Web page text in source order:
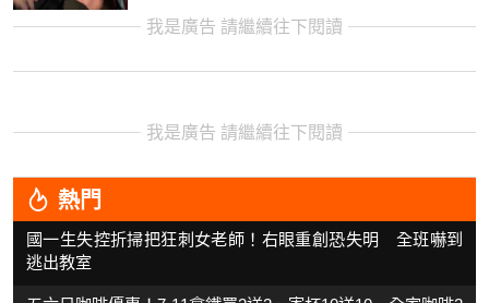
我是廣告 請繼續往下閱讀
我是廣告 請繼續往下閱讀
熱門
國一生失控折掃把狂刺女老師！右眼重創恐失明 全班嚇到
逃出教室